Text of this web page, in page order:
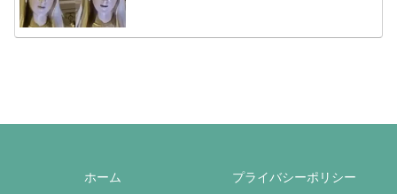
ホーム プライバシーポリシー